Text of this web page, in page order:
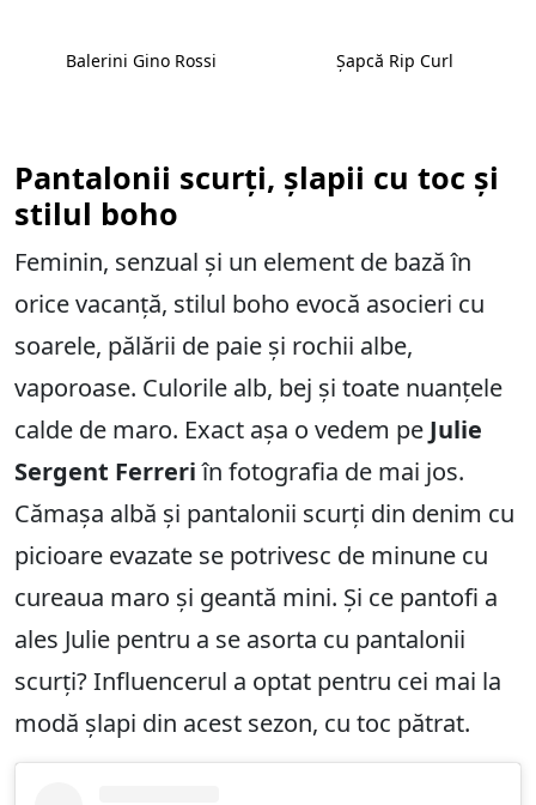
Balerini Gino Rossi Șapcă Rip Curl
Pantalonii scurți, șlapii cu toc și
stilul boho
Feminin, senzual și un element de bază în
orice vacanță, stilul boho evocă asocieri cu
soarele, pălării de paie și rochii albe,
vaporoase. Culorile alb, bej și toate nuanțele
calde de maro. Exact așa o vedem pe Julie
Sergent Ferreriîn fotografia de mai jos.
Cămașa albă și pantalonii scurți din denim cu
picioare evazate se potrivesc de minune cu
cureaua maro și geantă mini. Și ce pantofi a
ales Julie pentru a se asorta cu pantalonii
scurți? Influencerul a optat pentru cei mai la
modă șlapi din acest sezon, cu toc pătrat.